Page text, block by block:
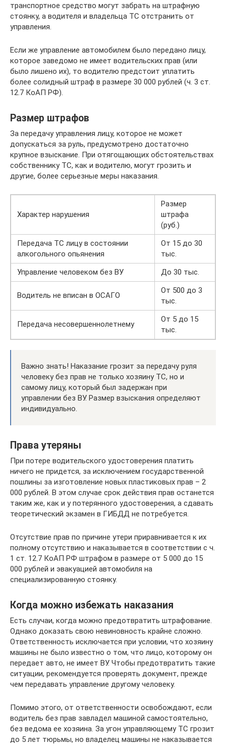
транспортное средство могут забрать на штрафную
стоянку, а водителя и владельца ТС отстранить от
управления.
Если же управление автомобилем было передано лицу,
которое заведомо не имеет водительских прав (или
было лишено их), то водителю предстоит уплатить
более солидный штраф в размере 30 000 рублей (ч. 3 ст.
12.7 КоАП РФ).
Размер штрафов
За передачу управления лицу, которое не может
допускаться за руль, предусмотрено достаточно
крупное взыскание. При отягощающих обстоятельствах
собственнику ТС, как и водителю, могут грозить и
другие, более серьезные меры наказания.
Характер нарушения
Размер
штрафа
(руб.)
Передача ТС лицу в состоянии
алкогольного опьянения
От 15 до 30
тыс.
Управление человеком без ВУ
До 30 тыс.
Водитель не вписан в ОСАГО
От 500 до 3
тыс.
Передача несовершеннолетнему
От 5 до 15
тыс.
Важно знать! Наказание грозит за передачу руля
человеку без прав не только хозяину ТС, но и
самому лицу, который был задержан при
управлении без ВУ. Размер взыскания определяют
индивидуально.
Права утеряны
При потере водительского удостоверения платить
ничего не придется, за исключением государственной
пошлины за изготовление новых пластиковых прав – 2
000 рублей. В этом случае срок действия прав останется
таким же, как и у потерянного удостоверения, а сдавать
теоретический экзамен в ГИБДД не потребуется.
Отсутствие прав по причине утери приравнивается к их
полному отсутствию и наказывается в соответствии с ч.
1 ст. 12.7 КоАП РФ штрафом в размере от 5 000 до 15
000 рублей и эвакуацией автомобиля на
специализированную стоянку.
Когда можно избежать наказания
Есть случаи, когда можно предотвратить штрафование.
Однако доказать свою невиновность крайне сложно.
Ответственность исключается при условии, что хозяину
машины не было известно о том, что лицо, которому он
передает авто, не имеет ВУ. Чтобы предотвратить такие
ситуации, рекомендуется проверять документ, прежде
чем передавать управление другому человеку.
Помимо этого, от ответственности освобождают, если
водитель без прав завладел машиной самостоятельно,
без ведома ее хозяина. За угон управляющему ТС грозит
до 5 лет тюрьмы, но владелец машины не наказывается